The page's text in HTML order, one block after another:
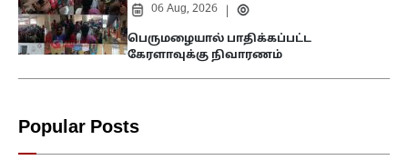
06 Aug, 2026
பெருமழையால் பாதிக்கப்பட்ட
கேரளாவுக்கு நிவாரணம்
Popular Posts